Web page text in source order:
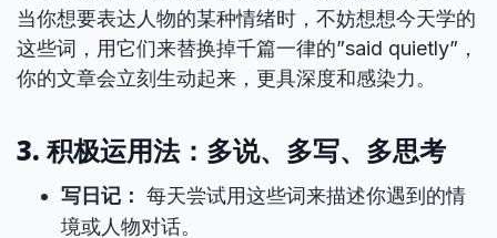
当你想要表达人物的某种情绪时，不妨想想今天学的
这些词，用它们来替换掉千篇一律的”said quietly”，
你的文章会立刻生动起来，更具深度和感染力。
3. 积极运用法：多说、多写、多思考
写日记： 每天尝试用这些词来描述你遇到的情
境或人物对话。